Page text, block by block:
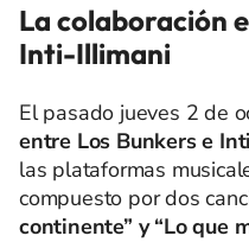
La colaboración
Inti-Illimani
El pasado jueves 2 de
entre Los Bunkers e
las plataformas
compuesto por dos
continente” y “Lo que